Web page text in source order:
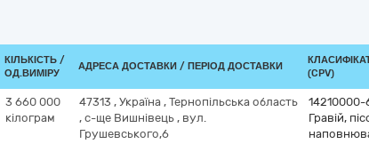
КІЛЬКІСТЬ /
ОД.ВИМІРУ
АДРЕСА ДОСТАВКИ / ПЕРІОД ДОСТАВКИ
(CPV)
3 660 000
кілограм
47313 , Україна , Тернопільська область
, с-ще Вишнівець , вул.
Грушевського,6
14210000-
Гравій,